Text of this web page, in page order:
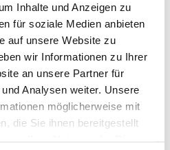
Inhalte und Anzeigen zu
für soziale Medien anbieten
auf unsere Website zu
wir Informationen zu Ihrer
an unsere Partner für
Analysen weiter. Unsere
möglicherweise mit
die Sie ihnen bereitgestellt
Vanille-Extrakt-Paste mit
& Colledge, BIO, 65 g